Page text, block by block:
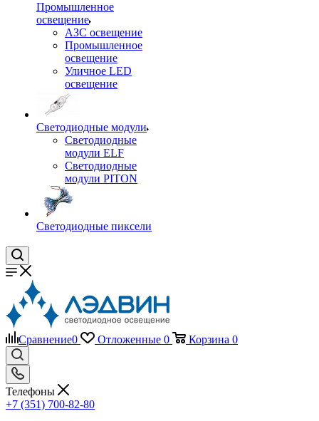
Промышленное
освещение
АЗС освещение
Промышленное
освещение
Уличное LED
освещение
Светодиодные модули
Светодиодные
модули ELF
Светодиодные
модули PITON
Светодиодные пиксели
Сравнение0 Отложенные 0 Корзина 0
Телефоны
+7 (351) 700-82-80